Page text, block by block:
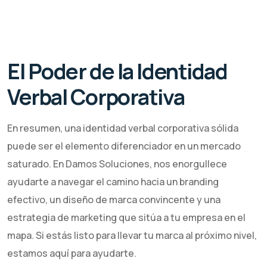
El Poder de la Identidad
Verbal Corporativa
En resumen, una identidad verbal corporativa sólida
puede ser el elemento diferenciador en un mercado
saturado. En Damos Soluciones, nos enorgullece
ayudarte a navegar el camino hacia un branding
efectivo, un diseño de marca convincente y una
estrategia de marketing que sitúa a tu empresa en el
mapa. Si estás listo para llevar tu marca al próximo nivel,
estamos aquí para ayudarte.